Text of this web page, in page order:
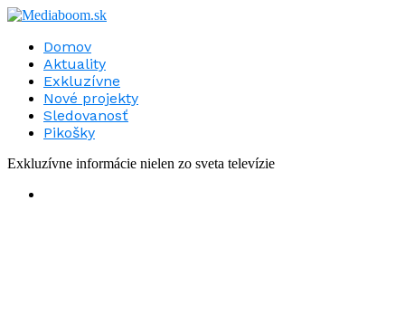
Domov
Aktuality
Exkluzívne
Nové projekty
Sledovanosť
Pikošky
Exkluzívne informácie nielen zo sveta televízie